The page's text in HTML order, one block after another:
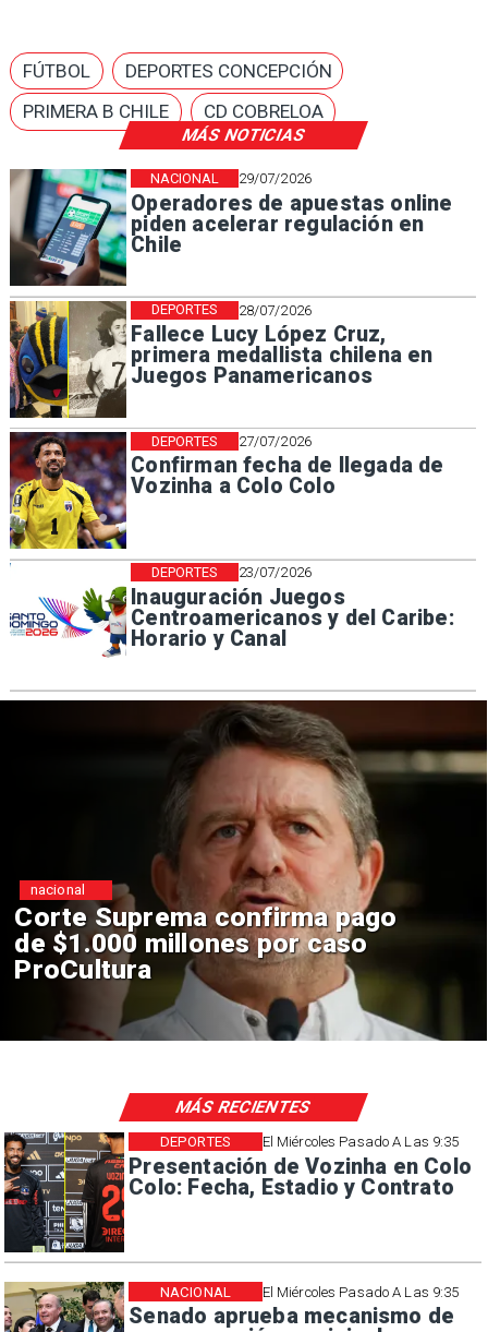
MÁS NOTICIAS
29/07/2026
Operadores de apuestas online
piden acelerar regulación en
Chile
NACIONAL
28/07/2026
Fallece Lucy López Cruz,
primera medallista chilena en
Juegos Panamericanos
DEPORTES
27/07/2026
Confirman fecha de llegada de
Vozinha a Colo Colo
DEPORTES
23/07/2026
Inauguración Juegos
Centroamericanos y del Caribe:
Horario y Canal
DEPORTES
FÚTBOL
DEPORTES CONCEPCIÓN
PRIMERA B CHILE
CD COBRELOA
confirma pago
por caso
Codelco
en El
sísmicos
nacional
El Miércoles Pasado A Las 9:35
Presentación de Vozinha en Colo
Colo: Fecha, Estadio y Contrato
DEPORTES
El Miércoles Pasado A Las 9:35
Senado aprueba mecanismo de
NACIONAL
MÁS RECIENTES